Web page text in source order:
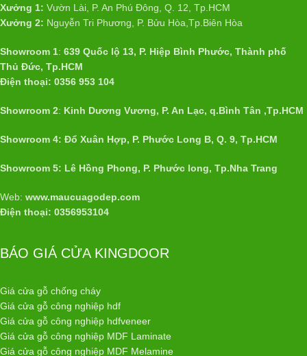
Xưởng 1: Vườn Lài, P. An Phú Đông, Q. 12, Tp.HCM
Xưởng 2: Nguyễn Tri Phương, P. Bửu Hòa,Tp.Biên Hòa
Showroom 1: 639 Quốc lộ 13, P. Hiệp Bình Phước, Thành phố
Thủ Đức, Tp.HCM
Điện thoại: 0356 953 104
Showroom 2: Kinh Dương Vương, P. An Lạc, q.Bình Tân ,Tp.HCM
Showroom 4: Đổ Xuân Hợp, P. Phước Long B, Q. 9, Tp.HCM
Showroom 5: Lê Hồng Phong, P. Phước long, Tp.Nha Trang
Web: www.maucuagodep.com
Điện thoại: 0356953104
BÁO GIÁ CỬA KINGDOOR
Giá cửa gỗ chống cháy
Giá cửa gỗ công nghiệp hdf
Giá cửa gỗ công nghiệp hdfveneer
Giá cửa gỗ công nghiệp MDF Laminate
Giá cửa gỗ công nghiệp MDF Melamine